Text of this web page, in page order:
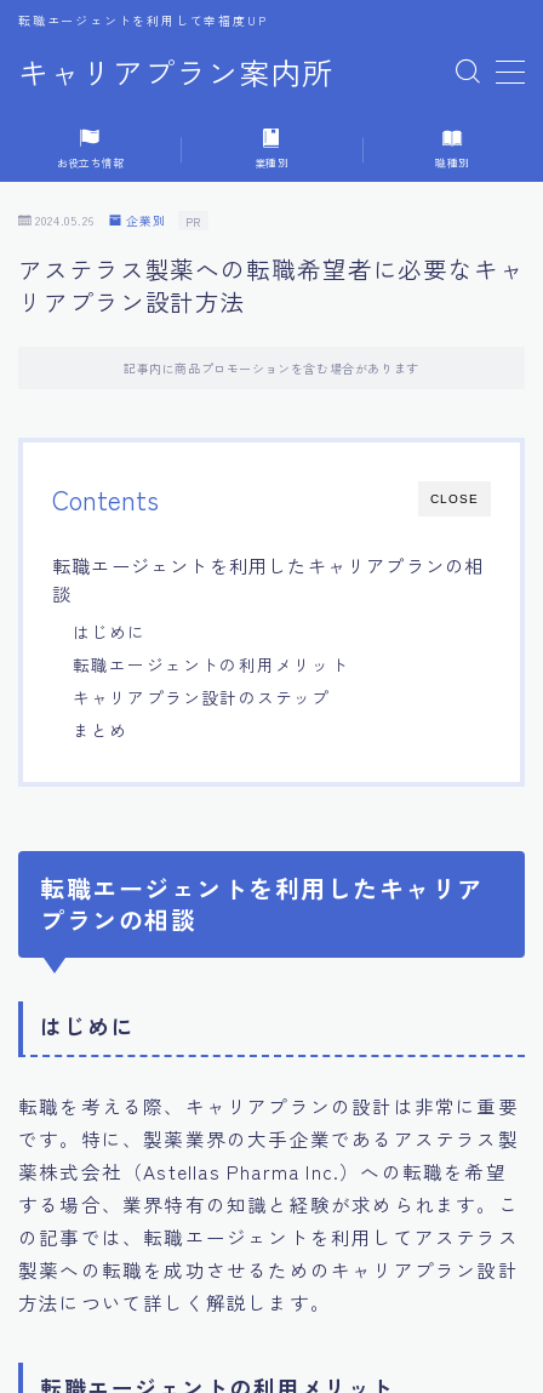
キャリアプラン案内所
転職エージェントを利用して幸福度UP
MENU
1.転職エージェントの選び方
3.キャリア相談時の質問リスト
4.キャリア目標設定の方法
5.キャリアチェンジの体験談
6.専門家からのアドバイス集
7.エージェント面談のポイント
8.非公開求人の魅力
9.年代別の目標設定ポイント
10.エージェント利用時の注意点
11.転職相談で分かる自分の強み
12.異業種への転職成功手法
14.エージェント利用者の成功事例集
お役立ち情報 業種別 職種別
2024.05.26 企業別 PR
アステラス製薬への転職希望者に必要なキャ
リアプラン設計方法
記事内に商品プロモーションを含む場合があります
CLOSE
Contents
転職エージェントを利用したキャリアプランの相
談
はじめに
転職エージェントの利用メリット
キャリアプラン設計のステップ
まとめ
転職エージェントを利用したキャリア
プランの相談
はじめに
転職を考える際、キャリアプランの設計は非常に重要
です。特に、製薬業界の大手企業であるアステラス製
薬株式会社（Astellas Pharma Inc.）への転職を希望
する場合、業界特有の知識と経験が求められます。こ
の記事では、転職エージェントを利用してアステラス
製薬への転職を成功させるためのキャリアプラン設計
方法について詳しく解説します。